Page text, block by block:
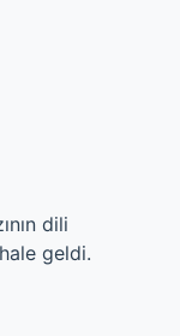
dili
hale geldi.